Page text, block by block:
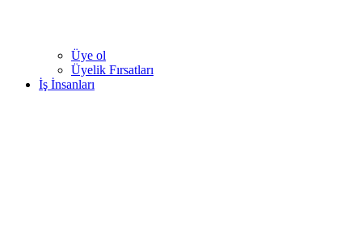
Üye ol
Üyelik Fırsatları
İş İnsanları